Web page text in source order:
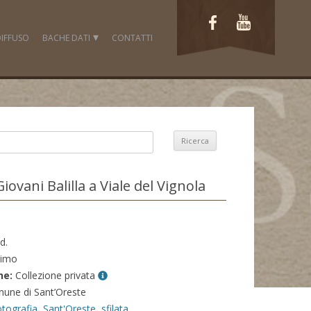
BACHE DATI
FONTI ICONOGRAFICHE
CONTATTI
Balilla a Viale del Vignola
Collezione privata
di Sant’Oreste